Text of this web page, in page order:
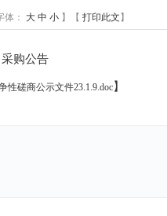
体： 大 中 小】【 打印此文 】
购公告
性磋商公示文件23.1.9.doc 】